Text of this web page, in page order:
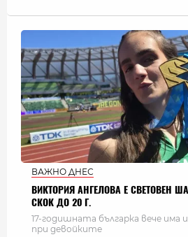
ВАЖНО ДНЕС
ВИКТОРИЯ АНГЕЛОВА Е СВЕТОВЕН
СКОК ДО 20 Г.
17-годишната българка вече има
при девойките